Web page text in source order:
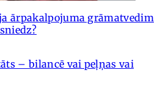
ārpakalpojuma grāmatvedim
– bilancē vai peļņas vai